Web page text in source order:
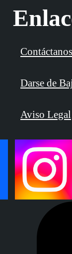
Contáctanos
Darse de
Aviso Legal